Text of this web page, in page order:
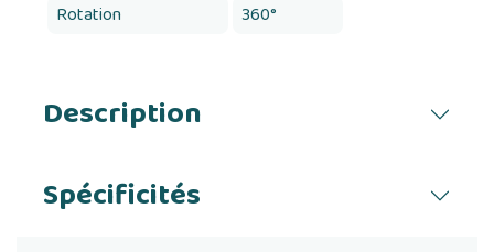
Rotation
360°
Description
Spécificités